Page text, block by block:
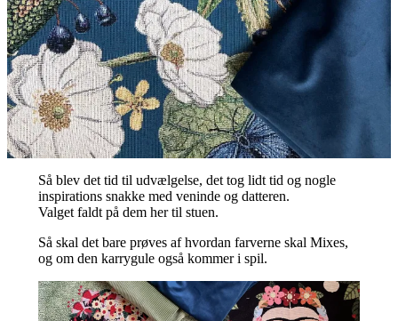
Så blev det tid til udvælgelse, det tog lidt tid og nogle
inspirations snakke med veninde og datteren.
Valget faldt på dem her til stuen.
Så skal det bare prøves af hvordan farverne skal Mixes,
og om den karrygule også kommer i spil.